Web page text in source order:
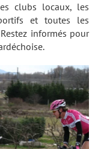
clubs locaux, les
et toutes les
informés pour